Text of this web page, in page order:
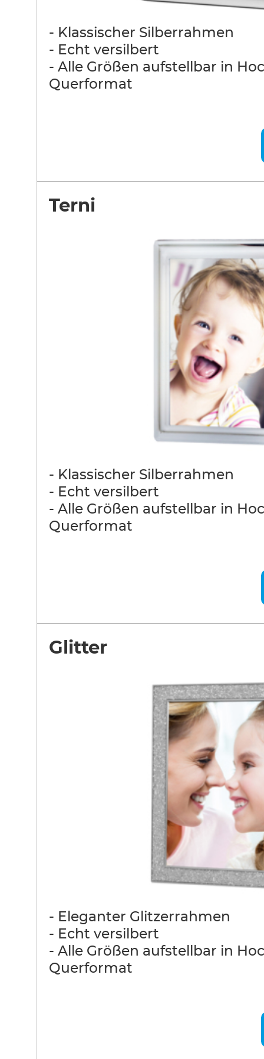
- Klassischer Silberrahmen
- Echt versilbert
- Alle Größen aufstellbar in
Querformat
Terni
- Klassischer Silberrahmen
- Echt versilbert
- Alle Größen aufstellbar in
Querformat
Glitter
- Eleganter Glitzerrahmen
- Echt versilbert
- Alle Größen aufstellbar in
Querformat